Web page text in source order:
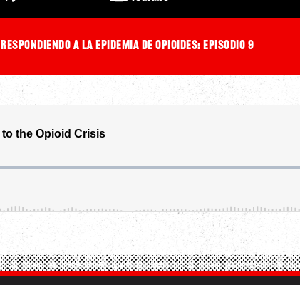
Respondiendo a la epidemia de opioides: episodio 9